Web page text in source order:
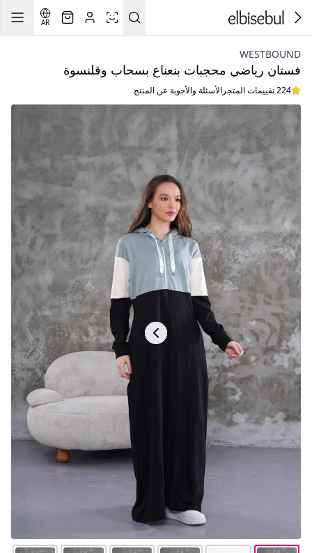
AR
WESTBOUND
فستان رياضي محجبات بنعناع بسحاب وقلنسوة
224 تقييمات المتجر الأسئلة والأجوبة عن المنتج